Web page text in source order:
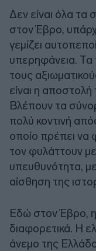
Δεν είναι όλα τα
στον Έβρο,
γεμίζει
υπερηφάνεια. Τα
τους
είναι η
Βλέπουν τα
πολύ κοντινή
οποίο πρέπει να
τον φυλάττουν
υπευθυνότητα,
αίσθηση της
Εδώ στον Έβρο, η
διαφορετικά. Η
άνεμο της